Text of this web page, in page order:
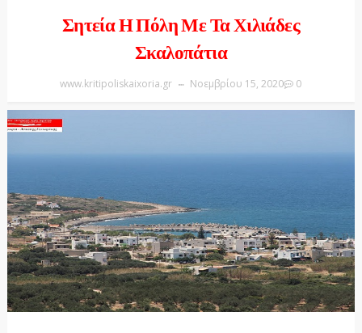
Σητεία Η Πόλη Με Τα Χιλιάδες
Σκαλοπάτια
www.kritipoliskaixoria.gr Νοεμβρίου 15, 2020 0